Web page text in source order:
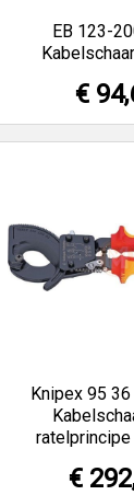
EB 123-
€
Knipex 95
€